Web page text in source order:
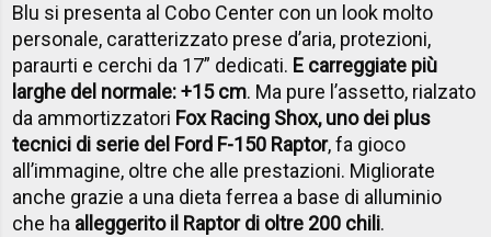
Blu si presenta al Cobo Center con un look molto
personale, caratterizzato prese d’aria, protezioni,
paraurti e cerchi da 17” dedicati. E carreggiate più
larghe del normale: +15 cm. Ma pure l’assetto, rialzato
da ammortizzatori Fox Racing Shox, uno dei plus
tecnici di serie del Ford F-150 Raptor, fa gioco
all’immagine, oltre che alle prestazioni. Migliorate
anche grazie a una dieta ferrea a base di alluminio
che ha alleggerito il Raptor di oltre 200 chili.